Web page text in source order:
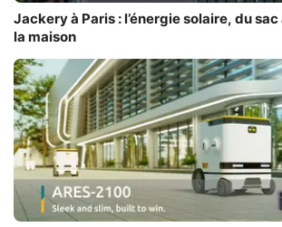
Jackery à Paris : l’énergie solaire, du
la maison